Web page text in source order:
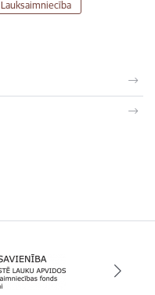
Lauksaimniecība